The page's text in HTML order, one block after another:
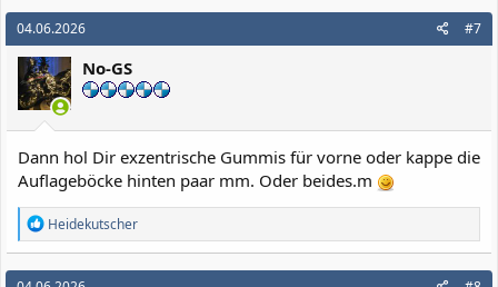
04.06.2026 #7
No-GS
Dann hol Dir exzentrische Gummis für vorne oder kappe die
Auflageböcke hinten paar mm. Oder beides.m
R
e
a
k
Heidekutscher